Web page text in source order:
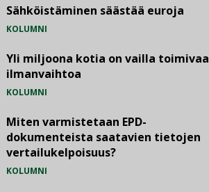
Sähköistäminen säästää euroja
KOLUMNI
Yli miljoona kotia on vailla toimivaa
ilmanvaihtoa
KOLUMNI
Miten varmistetaan EPD-
dokumenteista saatavien tietojen
vertailukelpoisuus?
KOLUMNI